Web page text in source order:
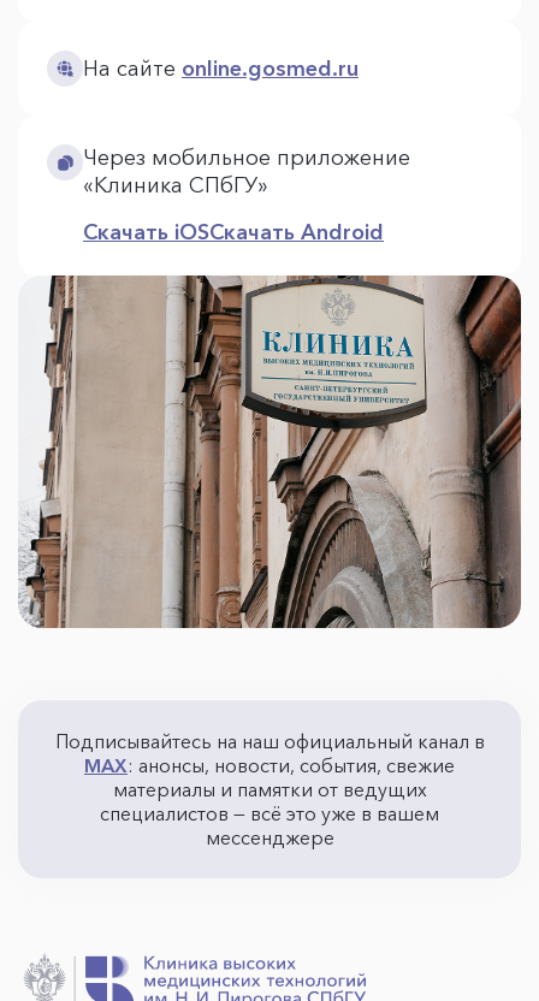
На сайте online.gosmed.ru
Через мобильное приложение
«Клиника СПбГУ»
Скачать iOSСкачать Android
Подписывайтесь на наш официальный канал в
MAX: анонсы, новости, события, свежие
материалы и памятки от ведущих
специалистов — всё это уже в вашем
мессенджере